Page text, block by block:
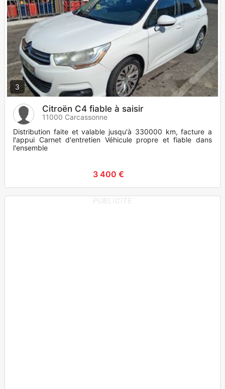
3
Citroën C4 fiable à saisir
11000 Carcassonne
Distribution faite et valable jusqu'à 330000 km, facture a
l'appui Carnet d'entretien Véhicule propre et fiable dans
l'ensemble
3 400 €
PUBLICITE